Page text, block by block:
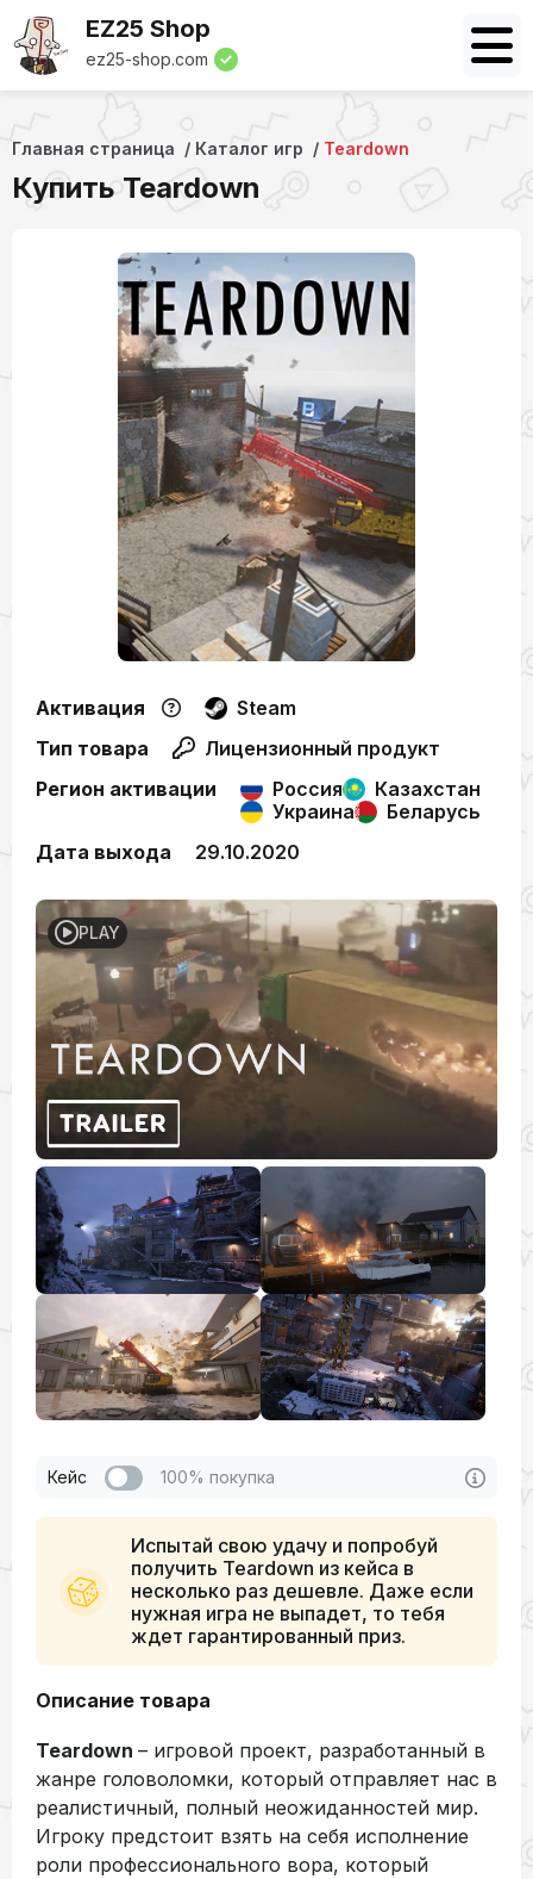
EZ25 Shop
ez25-shop.com
Главная страница Каталог игр Teardown
Купить Teardown
Активация
Steam
Тип товара
Лицензионный продукт
Регион активации
Россия
Казахстан
Украина
Беларусь
Дата выхода
29.10.2020
PLAY
Кейс 100% покупка
Испытай свою удачу и попробуй
получить Teardown из кейса в
несколько раз дешевле. Даже если
нужная игра не выпадет, то тебя
ждет гарантированный приз.
Описание товара
Teardown – игровой проект, разработанный в
жанре головоломки, который отправляет нас в
реалистичный, полный неожиданностей мир.
Игроку предстоит взять на себя исполнение
роли профессионального вора, который